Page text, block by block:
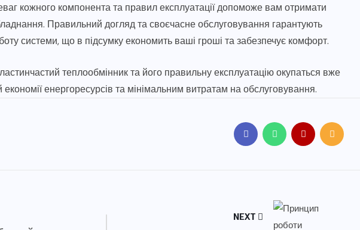
кожного компонента та правил експлуатації допоможе вам отримати
Правильний догляд та своєчасне обслуговування гарантують
системи, що в підсумку економить ваші гроші та забезпечує комфорт.
теплообмінник та його правильну експлуатацію окупаться вже
економії енергоресурсів та мінімальним витратам на обслуговування.
NEXT